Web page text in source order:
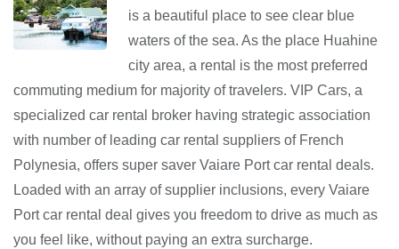
is a beautiful place to see clear blue
waters of the sea. As the place Huahine
city area, a rental is the most preferred
commuting medium for majority of travelers. VIP Cars, a
specialized car rental broker having strategic association
with number of leading car rental suppliers of French
Polynesia, offers super saver Vaiare Port car rental deals.
Loaded with an array of supplier inclusions, every Vaiare
Port car rental deal gives you freedom to drive as much as
you feel like, without paying an extra surcharge.